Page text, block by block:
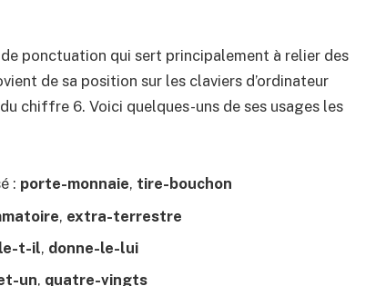
ponctuation qui sert principalement à relier des
de sa position sur les claviers d’ordinateur
chiffre 6. Voici quelques-uns de ses usages les
: porte-monnaie, tire-bouchon
, extra-terrestre
t-il, donne-le-lui
un, quatre-vingts